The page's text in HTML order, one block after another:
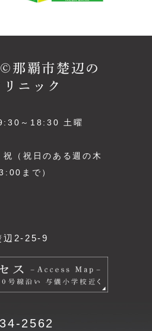
那覇市楚辺の
ニック
～18:30 土曜
（祝日のある週の木
まで）
辺2-25-9
2562